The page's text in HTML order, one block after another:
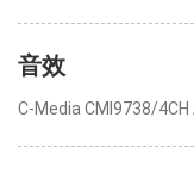
音效
C-Media CMI9738/4CH